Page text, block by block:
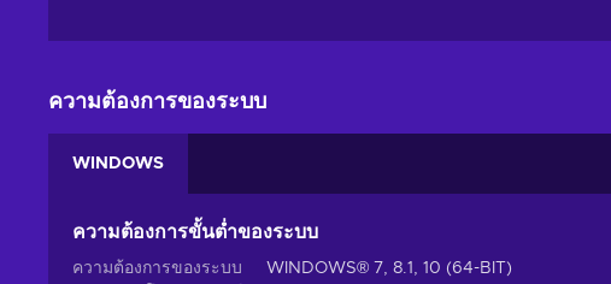
ความต้องการของระบบ
WINDOWS
ความต้องการขั้นต่ำของระบบ
ความต้องการของระบบ
WINDOWS® 7, 8.1, 10 (64-BIT)